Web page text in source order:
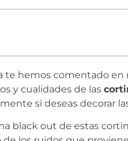
te hemos comentado en
y cualidades de las
si deseas decorar
black out de estas